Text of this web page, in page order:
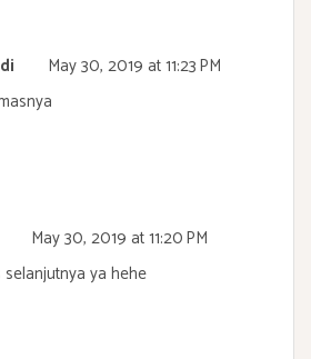
May 30, 2019 at 11:23 PM
May 30, 2019 at 11:20 PM
ya hehe